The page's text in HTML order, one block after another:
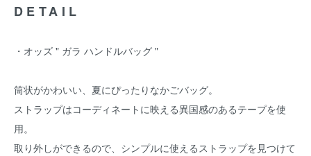
DETAIL
・オッズ " ガラ ハンドルバッグ "
筒状がかわいい、夏にぴったりなかごバッグ。
ストラップはコーディネートに映える異国感のあるテープを使
用。
取り外しができるので、シンプルに使えるストラップを見つけて